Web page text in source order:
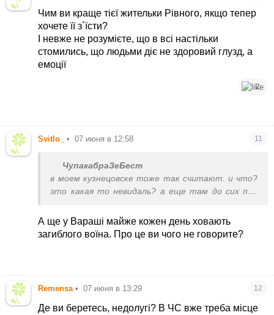
Чим ви краще тієї жительки Рівного, якщо тепер
хочете її з´їсти?
І невже не розумієте, що в всі настільки
стомились, що людьми діє не здоровий глузд, а
емоції
2
Svitlo_ • 07 июня в 12:58 11
ЧупакабраЗеБест
в моем кузнецовске тоже так считают. и что?
это какая то невидаль? а еще там до сих пор
недалеких везде много, особенно чем юальше от
нуля, тем дебильнее крики.
А ще у Вараші майже кожен день ховають
загиблого воїна. Про це ви чого не говорите?
Remensa • 07 июня в 13:29 12
Де ви беретесь, недолугі? В ЧС вже треба місце